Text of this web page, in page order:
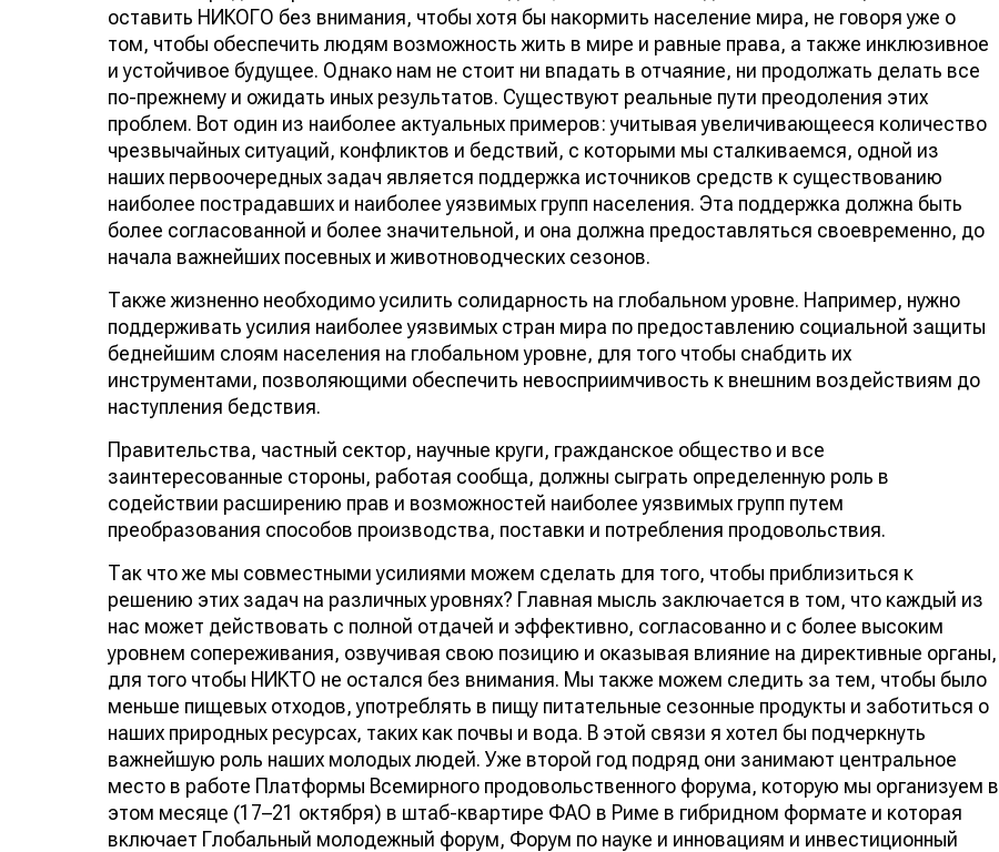
оставить НИКОГО без внимания, чтобы хотя бы накормить население мира, не говоря уже о
том, чтобы обеспечить людям возможность жить в мире и равные права, а также инклюзивное
и устойчивое будущее. Однако нам не стоит ни впадать в отчаяние, ни продолжать делать все
по-прежнему и ожидать иных результатов. Существуют реальные пути преодоления этих
проблем. Вот один из наиболее актуальных примеров: учитывая увеличивающееся количество
чрезвычайных ситуаций, конфликтов и бедствий, с которыми мы сталкиваемся, одной из
наших первоочередных задач является поддержка источников средств к существованию
наиболее пострадавших и наиболее уязвимых групп населения. Эта поддержка должна быть
более согласованной и более значительной, и она должна предоставляться своевременно, до
начала важнейших посевных и животноводческих сезонов.
Также жизненно необходимо усилить солидарность на глобальном уровне. Например, нужно
поддерживать усилия наиболее уязвимых стран мира по предоставлению социальной защиты
беднейшим слоям населения на глобальном уровне, для того чтобы снабдить их
инструментами, позволяющими обеспечить невосприимчивость к внешним воздействиям до
наступления бедствия.
Правительства, частный сектор, научные круги, гражданское общество и все
заинтересованные стороны, работая сообща, должны сыграть определенную роль в
содействии расширению прав и возможностей наиболее уязвимых групп путем
преобразования способов производства, поставки и потребления продовольствия.
Так что же мы совместными усилиями можем сделать для того, чтобы приблизиться к
решению этих задач на различных уровнях? Главная мысль заключается в том, что каждый из
нас может действовать c полной отдачей и эффективно, согласованно и с более высоким
уровнем сопереживания, озвучивая свою позицию и оказывая влияние на директивные органы,
для того чтобы НИКТО не остался без внимания. Мы также можем следить за тем, чтобы было
меньше пищевых отходов, употреблять в пищу питательные сезонные продукты и заботиться о
наших природных ресурсах, таких как почвы и вода. В этой связи я хотел бы подчеркнуть
важнейшую роль наших молодых людей. Уже второй год подряд они занимают центральное
место в работе Платформы Всемирного продовольственного форума, которую мы организуем в
этом месяце (17–21 октября) в штаб-квартире ФАО в Риме в гибридном формате и которая
включает Глобальный молодежный форум, Форум по науке и инновациям и инвестиционный